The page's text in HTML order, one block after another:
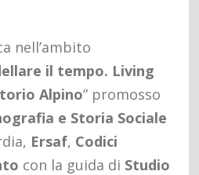
nell’ambito
il tempo. Living
Alpino” promosso
e Storia Sociale
Ersaf, Codici
con la guida di Studio